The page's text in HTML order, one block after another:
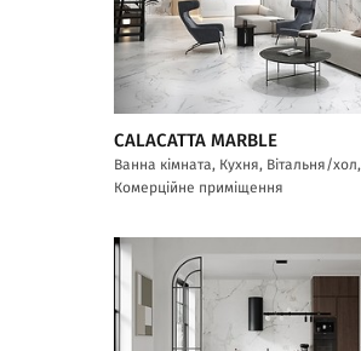
CALACATTA MARBLE
Ванна кімната, Кухня, Вітальня/хол,
Комерційне приміщення